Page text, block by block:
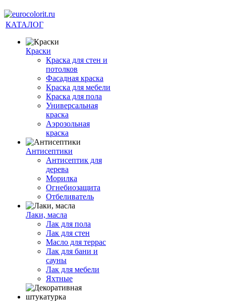
КАТАЛОГ
Краски
Краска для стен и
потолков
Фасадная краска
Краска для мебели
Краска для пола
Универсальная
краска
Аэрозольная
краска
Антисептики
Антисептик для
дерева
Морилка
Огнебиозащита
Отбеливатель
Лаки, масла
Лак для пола
Лак для стен
Масло для террас
Лак для бани и
сауны
Лак для мебели
Яхтные